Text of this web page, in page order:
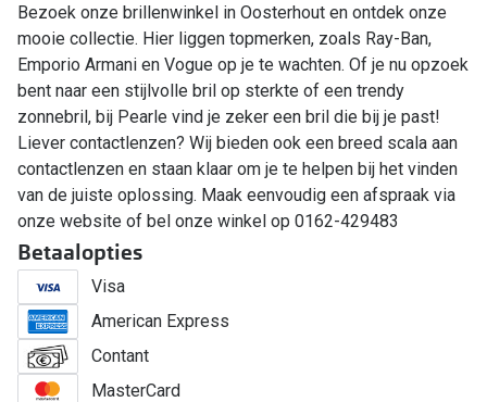
Bezoek onze brillenwinkel in Oosterhout en ontdek onze
mooie collectie. Hier liggen topmerken, zoals Ray-Ban,
Emporio Armani en Vogue op je te wachten. Of je nu opzoek
bent naar een stijlvolle bril op sterkte of een trendy
zonnebril, bij Pearle vind je zeker een bril die bij je past!
Liever contactlenzen? Wij bieden ook een breed scala aan
contactlenzen en staan klaar om je te helpen bij het vinden
van de juiste oplossing. Maak eenvoudig een afspraak via
onze website of bel onze winkel op 0162-429483
Betaalopties
Visa
American Express
Contant
MasterCard